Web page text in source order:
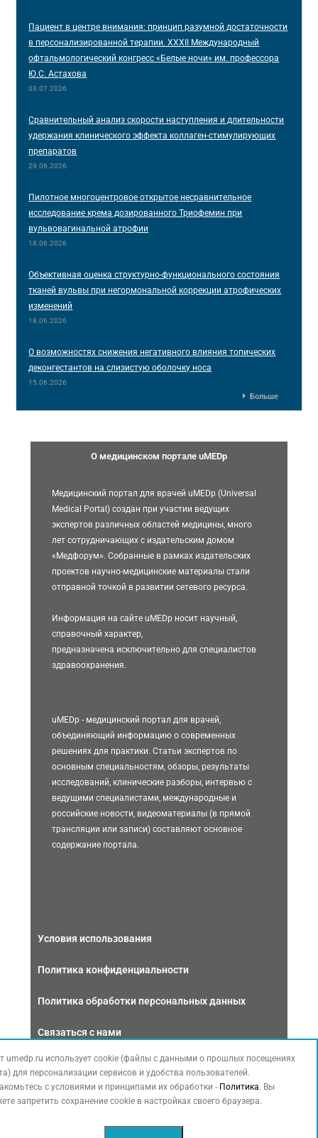
Пациент в центре внимания: принцип разумной достаточности
в персонализированной терапии. XXXII Международный
офтальмологический конгресс «Белые ночи» им. профессора
Ю.С. Астахова
03.07.2026
Сравнительный анализ скорости наступления и длительности
удержания клинического эффекта коллаген-стимулирующих
препаратов
29.06.2026
Пилотное многоцентровое открытое несравнительное
исследование крема дозированного Триофемин при
вульвовагинальной атрофии
18.06.2026
Объективная оценка структурно-функционального состояния
тканей вульвы при негормональной коррекции атрофических
изменений
18.06.2026
О возможностях снижения негативного влияния топических
деконгестантов на слизистую оболочку носа
15.06.2026
Больше
О медицинском портале uMEDp
Медицинский портал для врачей uMEDp (Universal
Medical Portal) создан при участии ведущих
экспертов различных областей медицины, много
лет сотрудничающих с издательским домом
«Медфорум». Собранные в рамках издательских
проектов научно-медицинские материалы стали
отправной точкой в развитии сетевого ресурса.
Информация на сайте uMEDp носит научный,
справочный характер,
предназначена исключительно для специалистов
здравоохранения.
uMEDp - медицинский портал для врачей,
объединяющий информацию о современных
решениях для практики. Статьи экспертов по
основным специальностям, обзоры, результаты
исследований, клинические разборы, интервью с
ведущими специалистами, международные и
российские новости, видеоматериалы (в прямой
трансляции или записи) составляют основное
содержание портала.
Условия использования
Политика конфиденциальности
Политика обработки персональных данных
Связаться с нами
также содержит материалы, принадлежащие третьей стороне,
umedp.ru использует cookie (файлы с данными о прошлых посещениях
для персонализации сервисов и удобства пользователей.
с условиями и принципами их обработки - Политика. Вы
запретить сохранение cookie в настройках своего браузера.